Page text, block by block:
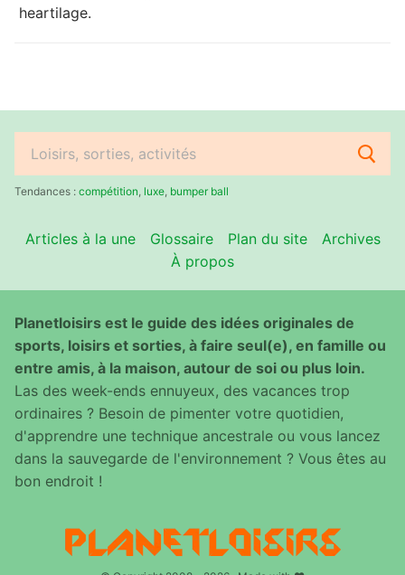
heartilage.
Rechercher
:Tendances : compétition luxe bumper ball
Articles à la une Glossaire Plan du site
Archives
À propos
Planetloisirs est le guide des idées originales de
sports, loisirs et sorties, à faire seul(e), en famille ou
entre amis, à la maison, autour de soi ou plus loin.
Las des week-ends ennuyeux, des vacances trop
ordinaires ? Besoin de pimenter votre quotidien,
d'apprendre une technique ancestrale ou vous lancez
dans la sauvegarde de l'environnement ? Vous êtes au
bon endroit !